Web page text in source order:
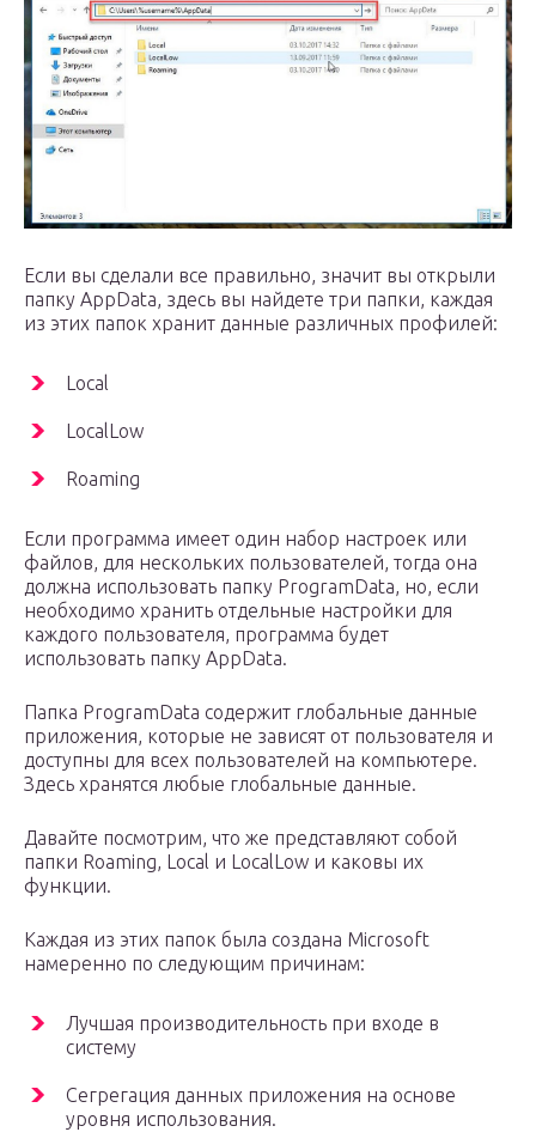
Если вы сделали все правильно, значит вы открыли
папку AppData, здесь вы найдете три папки, каждая
из этих папок хранит данные различных профилей:
Local
LocalLow
Roaming
Если программа имеет один набор настроек или
файлов, для нескольких пользователей, тогда она
должна использовать папку ProgramData, но, если
необходимо хранить отдельные настройки для
каждого пользователя, программа будет
использовать папку AppData.
Папка ProgramData содержит глобальные данные
приложения, которые не зависят от пользователя и
доступны для всех пользователей на компьютере.
Здесь хранятся любые глобальные данные.
Давайте посмотрим, что же представляют собой
папки Roaming, Local и LocalLow и каковы их
функции.
Каждая из этих папок была создана Microsoft
намеренно по следующим причинам:
Лучшая производительность при входе в
систему
Сегрегация данных приложения на основе
уровня использования.